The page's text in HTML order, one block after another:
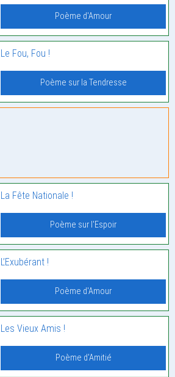
Poème d'Amour
Le Fou, Fou !
Poème sur la Tendresse
La Fête Nationale !
Poème sur l'Espoir
L’Exubérant !
Poème d'Amour
Les Vieux Amis !
Poème d'Amitié